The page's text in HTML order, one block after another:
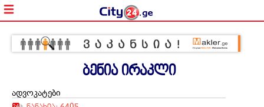
ბენია ირაკლი
ადვოკატები